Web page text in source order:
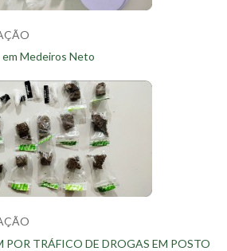
Medeiros Neto
POR TRÁFICO DE DROGAS EM POSTO